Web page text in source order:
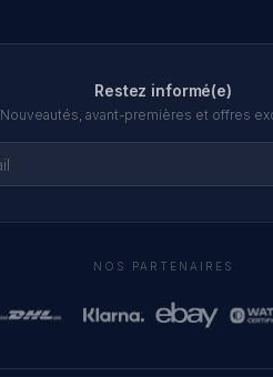
Restez informé(e)
Nouveautés, avant-premières et offres
NOS PARTENAIRES